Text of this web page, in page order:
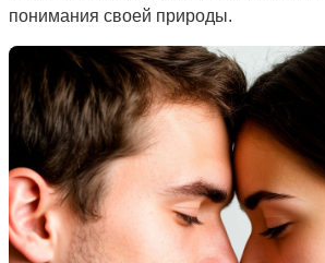
понимания своей природы.